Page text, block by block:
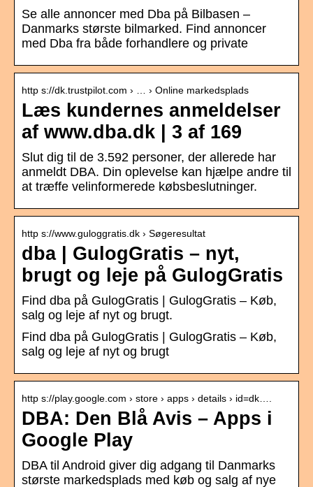
Se alle annoncer med Dba på Bilbasen –
Danmarks største bilmarked. Find annoncer
med Dba fra både forhandlere og private
http s://dk.trustpilot.com › … › Online markedsplads
Læs kundernes anmeldelser
af www.dba.dk | 3 af 169
Slut dig til de 3.592 personer, der allerede har
anmeldt DBA. Din oplevelse kan hjælpe andre til
at træffe velinformerede købsbeslutninger.
http s://www.guloggratis.dk › Søgeresultat
dba | GulogGratis – nyt,
brugt og leje på GulogGratis
Find dba på GulogGratis | GulogGratis – Køb,
salg og leje af nyt og brugt.
Find dba på GulogGratis | GulogGratis – Køb,
salg og leje af nyt og brugt
http s://play.google.com › store › apps › details › id=dk….
DBA: Den Blå Avis – Apps i
Google Play
DBA til Android giver dig adgang til Danmarks
største markedsplads med køb og salg af nye